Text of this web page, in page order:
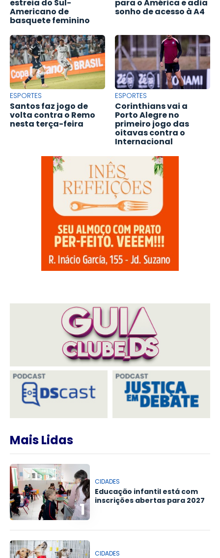
estreia do Sul-
Americano de
basquete feminino
para o América e adia
sonho de acesso à A4
ESPORTES
Santos faz jogo de
volta contra o Remo
nesta terça-feira
ESPORTES
Corinthians vai a
Porto Alegre no
primeiro jogo das
oitavas contra o
Internacional
Mais Lidas
1
CIDADES
Educação infantil está com
inscrições abertas para 2027
CIDADES